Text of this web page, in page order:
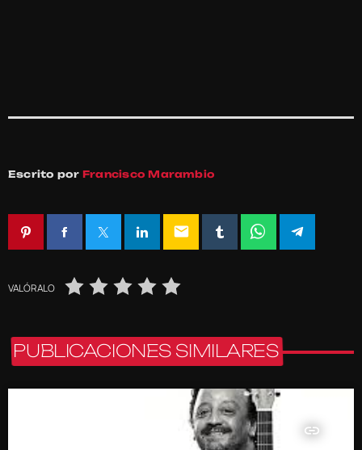
Escrito por Francisco Marambio
email
VALÓRALO
PUBLICACIONES SIMILARES
insert_link